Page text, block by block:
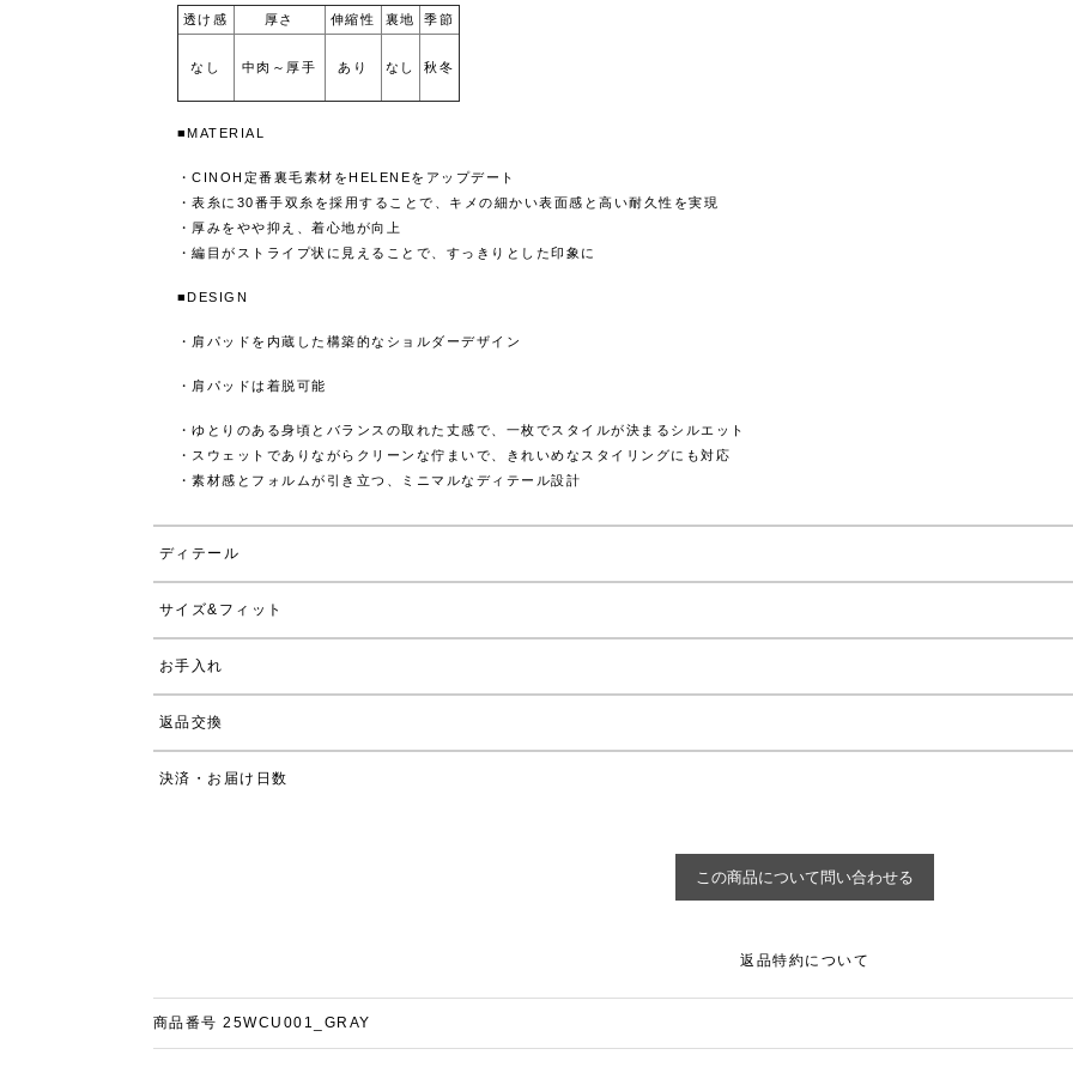
透け感 厚さ 伸縮性 裏地 季節
なし 中肉～厚手 あり なし 秋冬
■MATERIAL
・CINOH定番裏毛素材をHELENEをアップデート
・表糸に30番手双糸を採用することで、キメの細かい表面感と高い耐久性を実現
・厚みをやや抑え、着心地が向上
・編目がストライプ状に見えることで、すっきりとした印象に
■DESIGN
・肩パッドを内蔵した構築的なショルダーデザイン
・肩パッドは着脱可能
・ゆとりのある身頃とバランスの取れた丈感で、一枚でスタイルが決まるシルエット
・スウェットでありながらクリーンな佇まいで、きれいめなスタイリングにも対応
・素材感とフォルムが引き立つ、ミニマルなディテール設計
ディテール
サイズ&フィット
お手入れ
返品交換
決済・お届け日数
返品特約について
商品番号 25WCU001_GRAY